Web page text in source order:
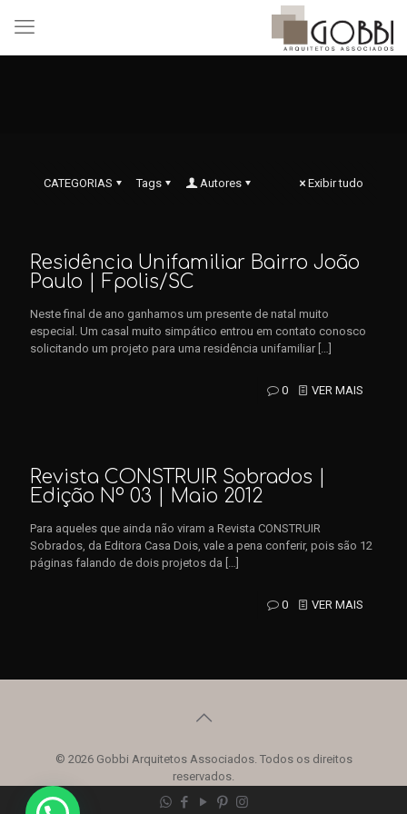
CATEGORIAS Tags Autores Exibir tudo
Residência Unifamiliar Bairro João
Paulo | Fpolis/SC
Neste final de ano ganhamos um presente de natal muito
especial. Um casal muito simpático entrou em contato conosco
solicitando um projeto para uma residência unifamiliar[…]
0 VER MAIS
Revista CONSTRUIR Sobrados |
Edição Nº 03 | Maio 2012
Para aqueles que ainda não viram a Revista CONSTRUIR
Sobrados, da Editora Casa Dois, vale a pena conferir, pois são 12
páginas falando de dois projetos da […]
0 VER MAIS
© 2026 Gobbi Arquitetos Associados. Todos os direitos
reservados.